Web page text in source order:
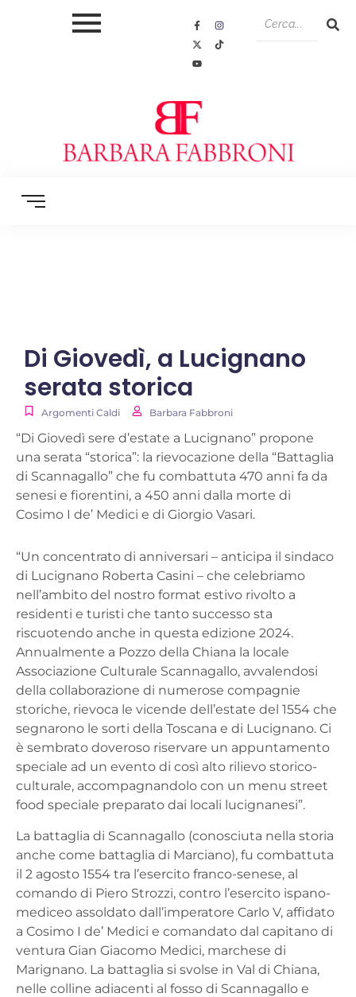
Di Giovedì, a Lucignano
serata storica
Argomenti Caldi Barbara Fabbroni
“Di Giovedì sere d’estate a Lucignano” propone
una serata “storica”: la rievocazione della “Battaglia
di Scannagallo” che fu combattuta 470 anni fa da
senesi e fiorentini, a 450 anni dalla morte di
Cosimo I de’ Medici e di Giorgio Vasari.
“Un concentrato di anniversari – anticipa il sindaco
di Lucignano Roberta Casini – che celebriamo
nell’ambito del nostro format estivo rivolto a
residenti e turisti che tanto successo sta
riscuotendo anche in questa edizione 2024.
Annualmente a Pozzo della Chiana la locale
Associazione Culturale Scannagallo, avvalendosi
della collaborazione di numerose compagnie
storiche, rievoca le vicende dell’estate del 1554 che
segnarono le sorti della Toscana e di Lucignano. Ci
è sembrato doveroso riservare un appuntamento
speciale ad un evento di così alto rilievo storico-
culturale, accompagnandolo con un menu street
food speciale preparato dai locali lucignanesi”.
La battaglia di Scannagallo (conosciuta nella storia
anche come battaglia di Marciano), fu combattuta
il 2 agosto 1554 tra l’esercito franco-senese, al
comando di Piero Strozzi, contro l’esercito ispano-
mediceo assoldato dall’imperatore Carlo V, affidato
a Cosimo I de’ Medici e comandato dal capitano di
ventura Gian Giacomo Medici, marchese di
Marignano. La battaglia si svolse in Val di Chiana,
nelle colline adiacenti al fosso di Scannagallo e